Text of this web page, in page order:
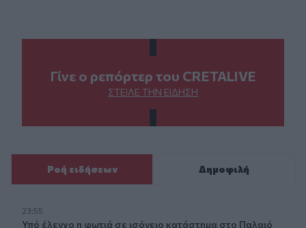
Γίνε ο ρεπόρτερ του CRETALIVE
ΣΤΕΊΛΕ ΤΗΝ ΕΊΔΗΣΗ
Ροή ειδήσεων Δημοφιλή
23:55
Υπό έλεγχο η φωτιά σε ισόγειο κατάστημα στο Παλαιό